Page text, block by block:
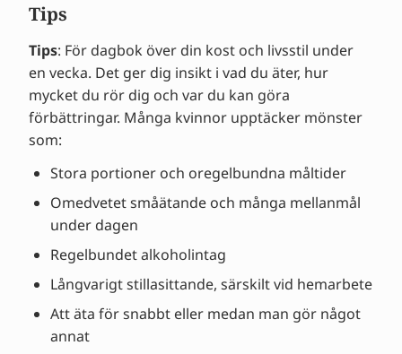
Tips
Tips: För dagbok över din kost och livsstil under
en vecka. Det ger dig insikt i vad du äter, hur
mycket du rör dig och var du kan göra
förbättringar. Många kvinnor upptäcker mönster
som:
Stora portioner och oregelbundna måltider
Omedvetet småätande och många mellanmål
under dagen
Regelbundet alkoholintag
Långvarigt stillasittande, särskilt vid hemarbete
Att äta för snabbt eller medan man gör något
annat